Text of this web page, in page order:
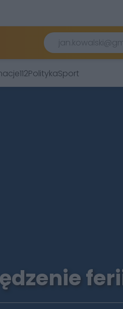
112PolitykaSport